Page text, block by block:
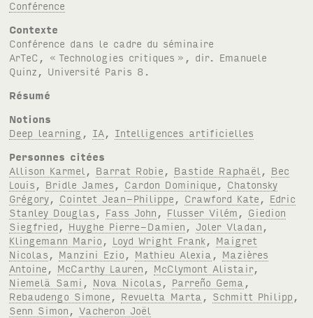
Conférence
Contexte
Conférence dans le cadre du séminaire
ArTeC , « Technologies critiques », dir. Emanuele
Quinz, Université Paris 8.
Résumé
Notions
Deep learning , IA, Intelligences artificielles
Personnes citées
Allison Karmel , Barrat Robie , Bastide Raphaël , Bec
Louis , Bridle James , Cardon Dominique , Chatonsky
Grégory, Cointet Jean-Philippe , Crawford Kate , Edric
Stanley Douglas , Fass John , Flusser Vilém , Giedion
Siegfried , Huyghe Pierre-Damien , Joler Vladan ,
Klingemann Mario , Loyd Wright Frank, Maigret
Nicolas , Manzini Ezio , Mathieu Alexia , Mazières
Antoine , McCarthy Lauren , McClymont Alistair,
Niemelä Sami , Nova Nicolas , Parreño Gema ,
Rebaudengo Simone , Revuelta Marta , Schmitt Philipp ,
Senn Simon ,Vacheron Joël